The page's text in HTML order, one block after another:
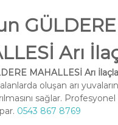
GÜLDERE
Arı
MAHALLESİ Arı
oluşan arı
sağlar.
0543 867 8769